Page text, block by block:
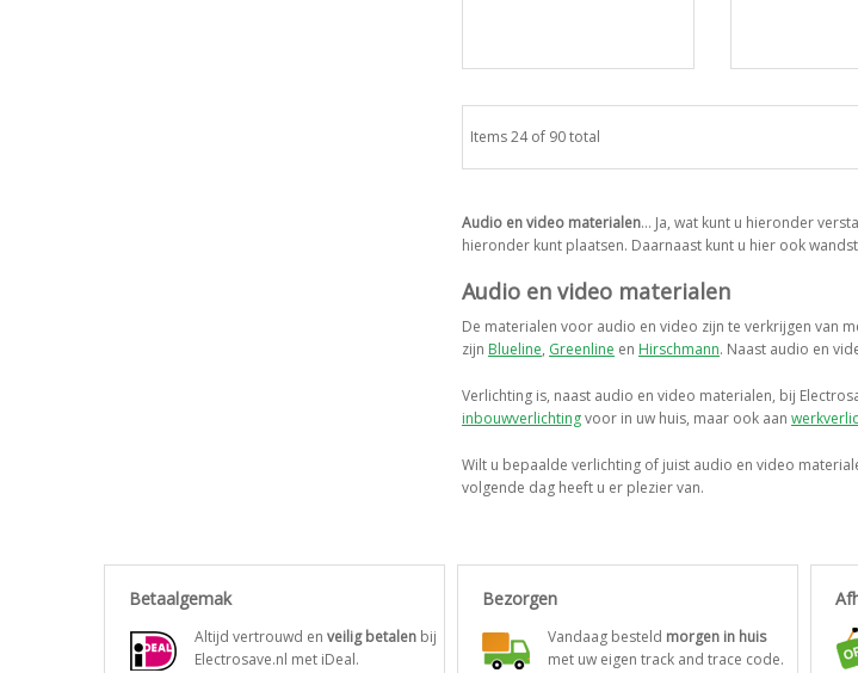
Items 24 of 90 total
Audio en video materialen… Ja, wat kunt u hieronder
hieronder kunt plaatsen. Daarnaast kunt u hier ook
Audio en video materialen
De materialen voor audio en video zijn te verkrijgen van
zijn Blueline, Greenline en Hirschmann. Naast audio en
Verlichting is, naast audio en video materialen, bij
inbouwverlichtingvoor in uw huis, maar ook aan
Wilt u bepaalde verlichting of juist audio en video
volgende dag heeft u er plezier van.
Betaalgemak
Altijd vertrouwd en veilig betalen bij
Electrosave.nl met iDeal.
Bezorgen
Vandaag besteld morgen in huis
met uw eigen track and trace code.